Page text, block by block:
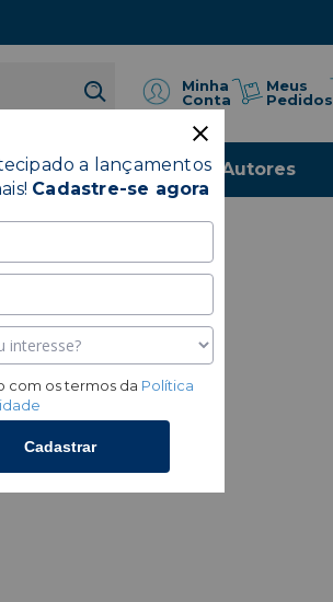
Minha
Conta
Meus
Pedidos
Hinário Livros Autores
a lançamentos
Cadastre-se agora
com os termos da Política
Cadastrar